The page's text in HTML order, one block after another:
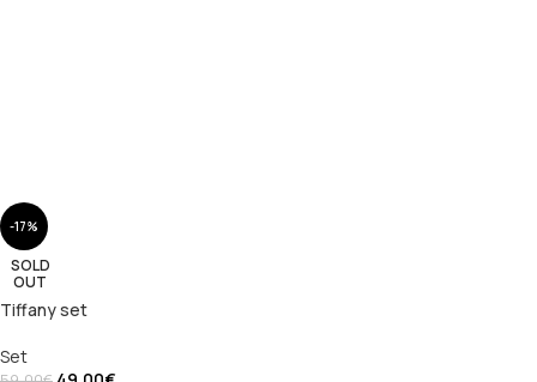
-17%
SOLD
OUT
Tiffany set
Set